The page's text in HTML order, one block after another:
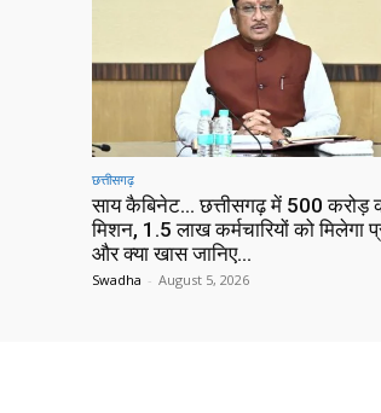
छत्तीसगढ़
साय कैबिनेट… छत्तीसगढ़ में 500 करोड़
मिशन, 1.5 लाख कर्मचारियों को मिलेगा
और क्या खास जानिए…
Swadha - August 5, 2026